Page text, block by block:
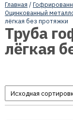
Главная /
Оцинкованный
лёгкая без протяжки
Труба
лёгкая